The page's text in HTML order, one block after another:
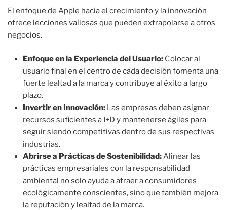
El enfoque de Apple hacia el crecimiento y la innovación
ofrece lecciones valiosas que pueden extrapolarse a otros
negocios.
Enfoque en la Experiencia del Usuario: Colocar al
usuario final en el centro de cada decisión fomenta una
fuerte lealtad a la marca y contribuye al éxito a largo
plazo.
Invertir en Innovación: Las empresas deben asignar
recursos suficientes a I+D y mantenerse ágiles para
seguir siendo competitivas dentro de sus respectivas
industrias.
Abrirse a Prácticas de Sostenibilidad:Alinear las
prácticas empresariales con la responsabilidad
ambiental no solo ayuda a atraer a consumidores
ecológicamente conscientes, sino que también mejora
la reputación y lealtad de la marca.